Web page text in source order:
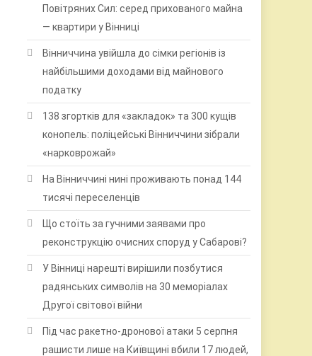
Повітряних Сил: серед прихованого майна
— квартири у Вінниці
Вінниччина увійшла до сімки регіонів із
найбільшими доходами від майнового
податку
138 згортків для «закладок» та 300 кущів
конопель: поліцейські Вінниччини зібрали
«нарковрожай»
На Вінниччині нині проживають понад 144
тисячі переселенців
Що стоїть за гучними заявами про
реконструкцію очисних споруд у Сабарові?
У Вінниці нарешті вирішили позбутися
радянських символів на 30 меморіалах
Другої світової війни
Під час ракетно-дронової атаки 5 серпня
рашисти лише на Київщині вбили 17 людей,